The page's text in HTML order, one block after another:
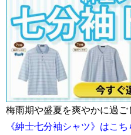
梅雨期や盛夏を爽やかに過ご
《紳士七分袖シャツ》はこち